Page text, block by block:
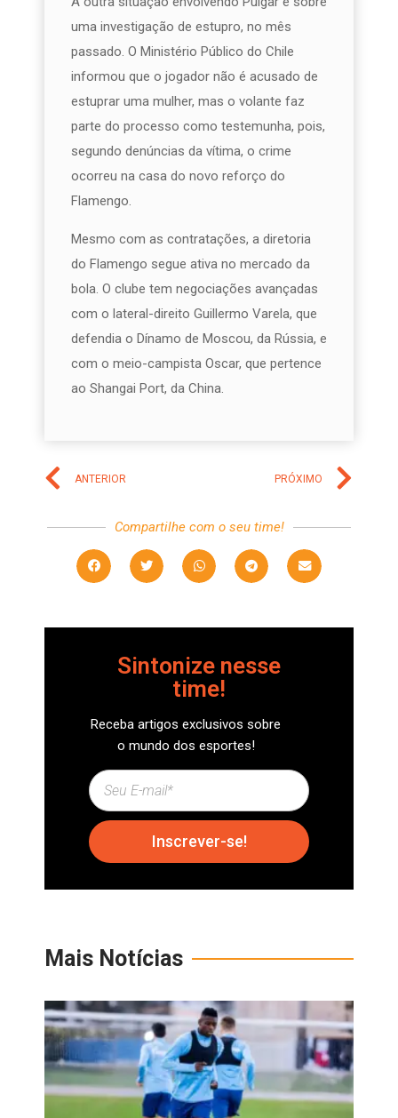
uma investigação de estupro, no mês
passado. O Ministério Público do Chile
informou que o jogador não é acusado de
estuprar uma mulher, mas o volante faz
parte do processo como testemunha, pois,
segundo denúncias da vítima, o crime
ocorreu na casa do novo reforço do
Flamengo.
Mesmo com as contratações, a diretoria
do Flamengo segue ativa no mercado da
bola. O clube tem negociações avançadas
com o lateral-direito Guillermo Varela, que
defendia o Dínamo de Moscou, da Rússia, e
com o meio-campista Oscar, que pertence
ao Shangai Port, da China.
ANTERIOR PRÓXIMO
Compartilhe com o seu time!
Sintonize nesse
time!
Receba artigos exclusivos sobre
o mundo dos esportes!
Inscrever-se!
Mais Notícias